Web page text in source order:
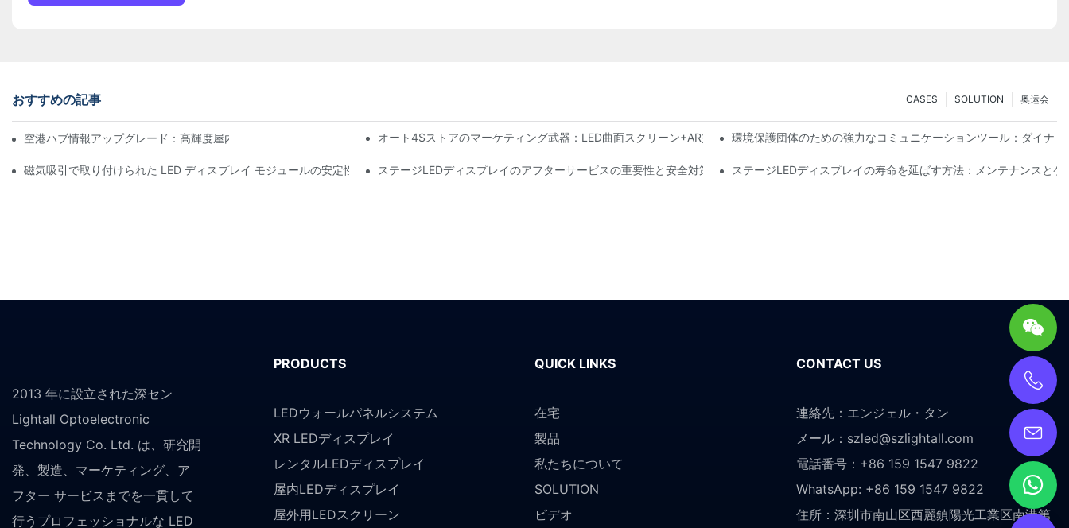
おすすめの記事 奥运会
SOLUTION
CASES
空港ハブ情報アップグレード：高輝度屋内LEDスクリーン向け飛行動力警告システムオート4Sストアのマーケティング武器：LED曲面スクリーン+AR技術の没入型試乗体験環境保護団体のための強力なコミュニケーションツール：ダイナ
磁気吸引で取り付けられた LED ディスプレイ モジュールの安定性はどの程度ですか?ステージLEDディスプレイのアフターサービスの重要性と安全対策 ステージLEDディスプレイの寿命を延ばす方法：メンテナンスとケ
2013 年に設立された深セン
Lightall Optoelectronic
Technology Co. Ltd. は、研究開
発、製造、マーケティング、ア
フター サービスまでを一貫して
行うプロフェッショナルな LED
PRODUCTS
LEDウォールパネルシステム
XR LEDディスプレイ
レンタルLEDディスプレイ
屋内LEDディスプレイ
屋外用LEDスクリーン
QUICK LINKS
在宅
製品
私たちについて
SOLUTION
ビデオ
CONTACT US
連絡先：エンジェル・タン
メール： szled@szlightall.com
電話番号：+86 159 1547 9822
WhatsApp: +86 159 1547 9822
住所： 深圳市南山区西麗鎮陽光工業区南港第